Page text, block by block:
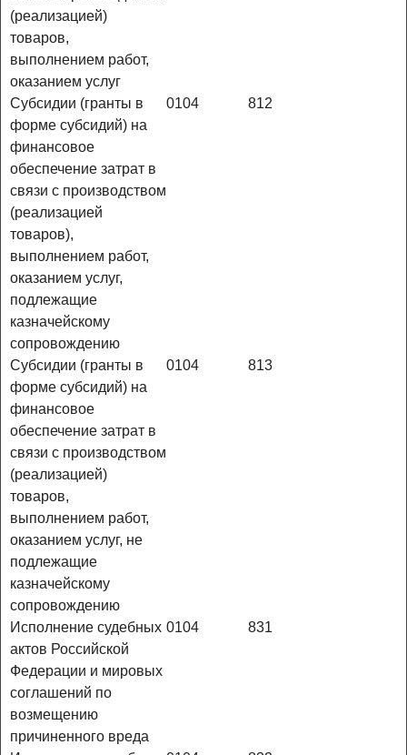
(реализацией)
товаров,
выполнением работ,
оказанием услуг
Субсидии (гранты в
форме субсидий) на
финансовое
обеспечение затрат в
связи с производством
(реализацией
товаров),
выполнением работ,
оказанием услуг,
подлежащие
казначейскому
сопровождению
0104 812
Субсидии (гранты в
форме субсидий) на
финансовое
обеспечение затрат в
связи с производством
(реализацией)
товаров,
выполнением работ,
оказанием услуг, не
подлежащие
казначейскому
сопровождению
0104 813
Исполнение судебных
актов Российской
Федерации и мировых
соглашений по
возмещению
причиненного вреда
0104 831